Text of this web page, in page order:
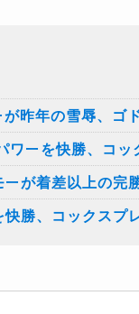
昨年の雪辱、ゴ
ワーを快勝、コッ
が着差以上の完
勝、コックスプ